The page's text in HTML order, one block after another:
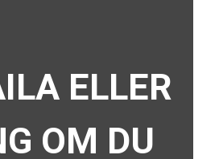
ELLER
OM DU